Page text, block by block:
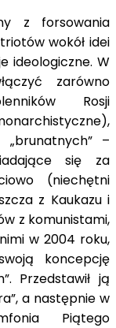
z forsowania
wokół idei
ideologiczne. W
zarówno
Rosji
–
się za
(niechętni
z Kaukazu i
z komunistami,
w 2004 roku,
koncepcję
Przedstawił ją
a następnie w
Piątego